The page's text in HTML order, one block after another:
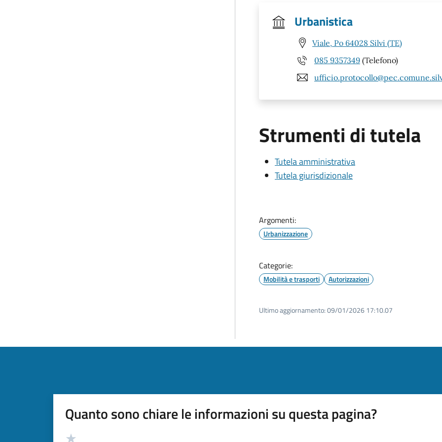
Urbanistica
Viale, Po 64028 Silvi (TE)
085 9357349 (Telefono)
Strumenti di tutela
Tutela amministrativa
Tutela giurisdizionale
Argomenti:
Urbanizzazione
Categorie:
Mobilità e trasporti Autorizzazioni
Ultimo aggiornamento:09/01/2026 17:10.07
Quanto sono chiare le informazioni su questa pagina?
Valutazione